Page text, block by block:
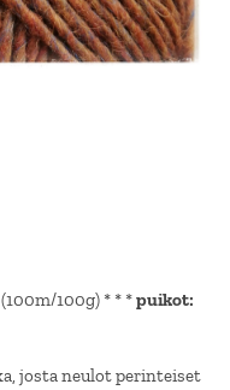
(100m/100g) * * *puikot:
josta neulot perinteiset